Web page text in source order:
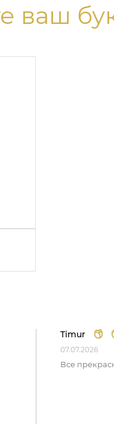
ваш
Timur
07.07.2026
Все